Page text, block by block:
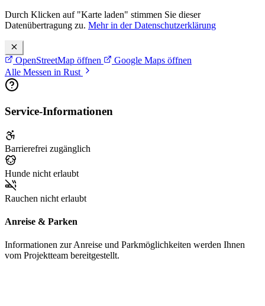
Durch Klicken auf "Karte laden" stimmen Sie dieser
Datenübertragung zu. Mehr in der Datenschutzerklärung
OpenStreetMap öffnen
Google Maps öffnen
Alle Messen in Rust
Service-Informationen
Barrierefrei zugänglich
Hunde nicht erlaubt
Rauchen nicht erlaubt
Anreise & Parken
Informationen zur Anreise und Parkmöglichkeiten werden Ihnen
vom Projektteam bereitgestellt.